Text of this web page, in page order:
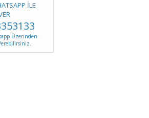
İLE
Üzerinden